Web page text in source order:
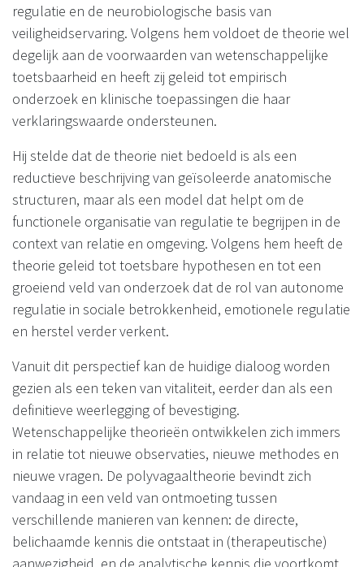
regulatie en de neurobiologische basis van
veiligheidservaring. Volgens hem voldoet de theorie wel
degelijk aan de voorwaarden van wetenschappelijke
toetsbaarheid en heeft zij geleid tot empirisch
onderzoek en klinische toepassingen die haar
verklaringswaarde ondersteunen.
Hij stelde dat de theorie niet bedoeld is als een
reductieve beschrijving van geïsoleerde anatomische
structuren, maar als een model dat helpt om de
functionele organisatie van regulatie te begrijpen in de
context van relatie en omgeving. Volgens hem heeft de
theorie geleid tot toetsbare hypothesen en tot een
groeiend veld van onderzoek dat de rol van autonome
regulatie in sociale betrokkenheid, emotionele regulatie
en herstel verder verkent.
Vanuit dit perspectief kan de huidige dialoog worden
gezien als een teken van vitaliteit, eerder dan als een
definitieve weerlegging of bevestiging.
Wetenschappelijke theorieën ontwikkelen zich immers
in relatie tot nieuwe observaties, nieuwe methodes en
nieuwe vragen. De polyvagaaltheorie bevindt zich
vandaag in een veld van ontmoeting tussen
verschillende manieren van kennen: de directe,
belichaamde kennis die ontstaat in (therapeutische)
aanwezigheid, en de analytische kennis die voortkomt